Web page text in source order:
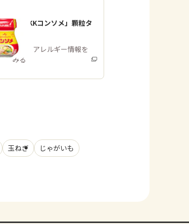
「味の素KKコンソメ」顆粒タ
イプ
商品・アレルギー情報を
みる
玉ねぎ
じゃがいも